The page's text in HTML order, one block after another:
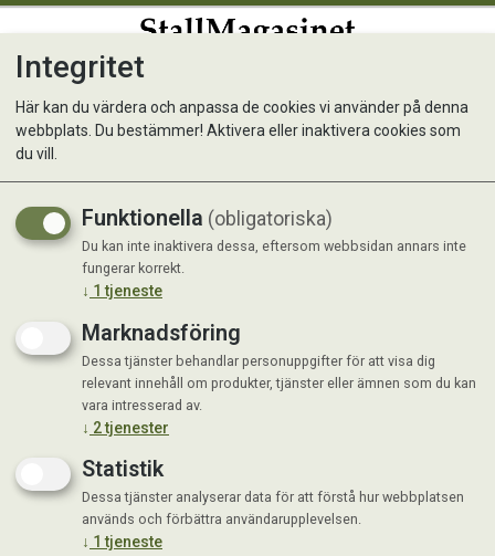
Trimbord justerbar höjd
Integritet
Här kan du värdera och anpassa de cookies vi använder på denna
webbplats. Du bestämmer! Aktivera eller inaktivera cookies som
du vill.
Funktionella (obligatoriska)
Du kan inte inaktivera dessa, eftersom webbsidan annars inte
fungerar korrekt.
↓ 1 tjeneste
Marknadsföring
Dessa tjänster behandlar personuppgifter för att visa dig
relevant innehåll om produkter, tjänster eller ämnen som du kan
vara intresserad av.
↓ 2tjenester
Statistik
Dessa tjänster analyserar data för att förstå hur webbplatsen
används och förbättra användarupplevelsen.
↓ 1 tjeneste